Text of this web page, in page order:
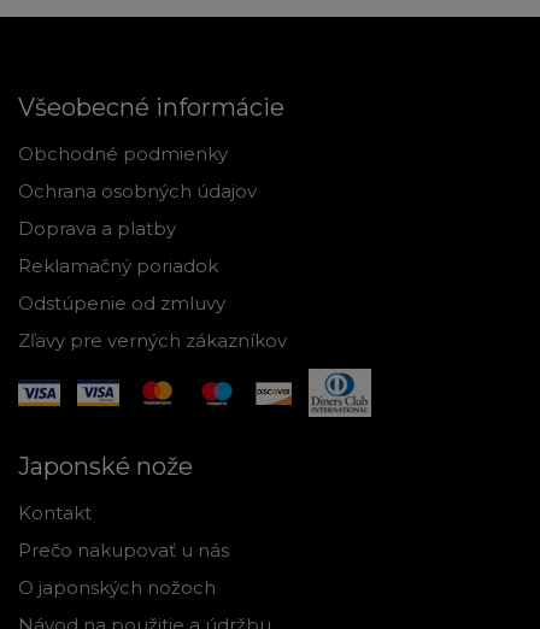
Všeobecné informácie
Obchodné podmienky
Ochrana osobných údajov
Doprava a platby
Reklamačný poriadok
Odstúpenie od zmluvy
Zľavy pre verných zákazníkov
Japonské nože
Kontakt
Prečo nakupovať u nás
O japonských nožoch